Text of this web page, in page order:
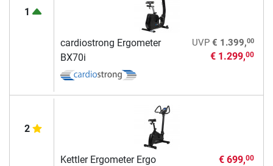
1
cardiostrong Ergometer
BX70i
UVP € 1.399,00
€ 1.299,00
2
Kettler Ergometer Ergo
€ 699,00